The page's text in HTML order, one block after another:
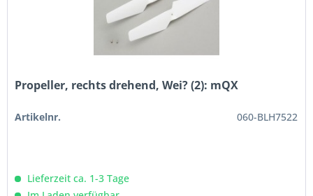
Propeller, rechts drehend, Wei? (2): mQX
Artikelnr. 060-BLH7522
Lieferzeit ca. 1-3 Tage